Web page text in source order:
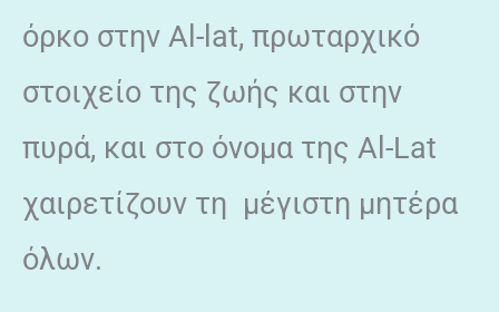
όρκο στην Αl-lat, πρωταρχικό
στοιχείο της ζωής και στην
πυρά, και στο όνομα της Al-Lat
χαιρετίζουν τη μέγιστη μητέρα
όλων.